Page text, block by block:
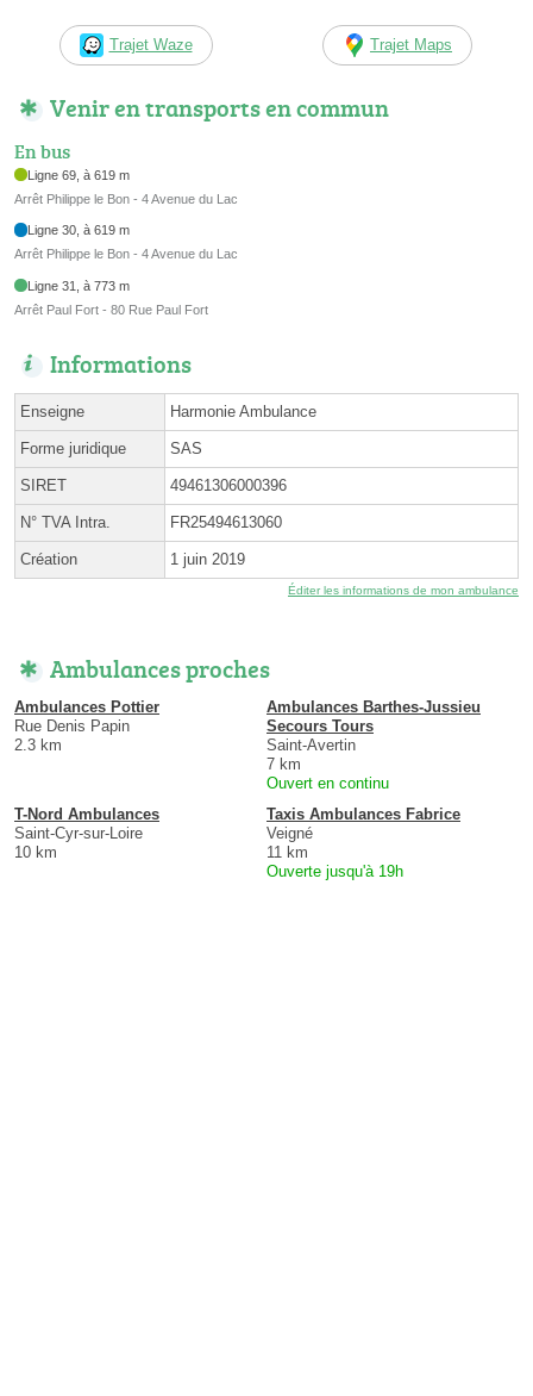
Trajet Waze Trajet Maps
Venir en transports en commun
En bus
Ligne 69, à 619 m
Arrêt Philippe le Bon - 4 Avenue du Lac
Ligne 30, à 619 m
Arrêt Philippe le Bon - 4 Avenue du Lac
Ligne 31, à 773 m
Arrêt Paul Fort - 80 Rue Paul Fort
Informations
Enseigne Harmonie Ambulance
Forme juridique SAS
SIRET 49461306000396
N° TVA Intra. FR25494613060
Création 1 juin 2019
Éditer les informations de mon ambulance
Ambulances proches
Ambulances Pottier
Rue Denis Papin
2.3 km
Ambulances Barthes-Jussieu
Secours Tours
Saint-Avertin
7 km
Ouvert en continu
T-Nord Ambulances
Saint-Cyr-sur-Loire
10 km
Taxis Ambulances Fabrice
Veigné
11 km
Ouverte jusqu'à 19h